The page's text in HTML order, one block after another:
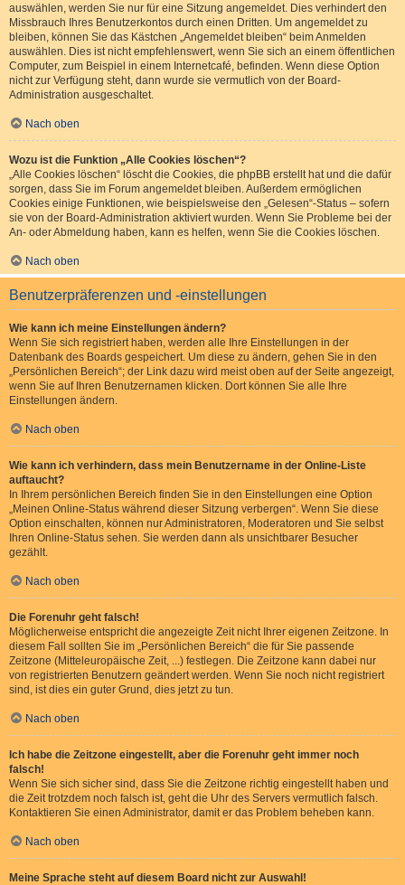
auswählen, werden Sie nur für eine Sitzung angemeldet. Dies verhindert den
Missbrauch Ihres Benutzerkontos durch einen Dritten. Um angemeldet zu
bleiben, können Sie das Kästchen „Angemeldet bleiben“ beim Anmelden
auswählen. Dies ist nicht empfehlenswert, wenn Sie sich an einem öffentlichen
Computer, zum Beispiel in einem Internetcafé, befinden. Wenn diese Option
nicht zur Verfügung steht, dann wurde sie vermutlich von der Board-
Administration ausgeschaltet.
Nach oben
Wozu ist die Funktion „Alle Cookies löschen“?
„Alle Cookies löschen“ löscht die Cookies, die phpBB erstellt hat und die dafür
sorgen, dass Sie im Forum angemeldet bleiben. Außerdem ermöglichen
Cookies einige Funktionen, wie beispielsweise den „Gelesen“-Status – sofern
sie von der Board-Administration aktiviert wurden. Wenn Sie Probleme bei der
An- oder Abmeldung haben, kann es helfen, wenn Sie die Cookies löschen.
Nach oben
Benutzerpräferenzen und -einstellungen
Wie kann ich meine Einstellungen ändern?
Wenn Sie sich registriert haben, werden alle Ihre Einstellungen in der
Datenbank des Boards gespeichert. Um diese zu ändern, gehen Sie in den
„Persönlichen Bereich“; der Link dazu wird meist oben auf der Seite angezeigt,
wenn Sie auf Ihren Benutzernamen klicken. Dort können Sie alle Ihre
Einstellungen ändern.
Nach oben
Wie kann ich verhindern, dass mein Benutzername in der Online-Liste
auftaucht?
In Ihrem persönlichen Bereich finden Sie in den Einstellungen eine Option
„Meinen Online-Status während dieser Sitzung verbergen“. Wenn Sie diese
Option einschalten, können nur Administratoren, Moderatoren und Sie selbst
Ihren Online-Status sehen. Sie werden dann als unsichtbarer Besucher
gezählt.
Nach oben
Die Forenuhr geht falsch!
Möglicherweise entspricht die angezeigte Zeit nicht Ihrer eigenen Zeitzone. In
diesem Fall sollten Sie im „Persönlichen Bereich“ die für Sie passende
Zeitzone (Mitteleuropäische Zeit, ...) festlegen. Die Zeitzone kann dabei nur
von registrierten Benutzern geändert werden. Wenn Sie noch nicht registriert
sind, ist dies ein guter Grund, dies jetzt zu tun.
Nach oben
Ich habe die Zeitzone eingestellt, aber die Forenuhr geht immer noch
falsch!
Wenn Sie sich sicher sind, dass Sie die Zeitzone richtig eingestellt haben und
die Zeit trotzdem noch falsch ist, geht die Uhr des Servers vermutlich falsch.
Kontaktieren Sie einen Administrator, damit er das Problem beheben kann.
Nach oben
Meine Sprache steht auf diesem Board nicht zur Auswahl!